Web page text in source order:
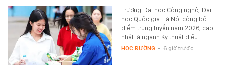
Trường Đại học Công nghệ, Đại
học Quốc gia Hà Nội công bố
điểm trúng tuyển năm 2026, cao
nhất là ngành Kỹ thuật điều…
HỌC ĐƯỜNG - 6 giờ trước